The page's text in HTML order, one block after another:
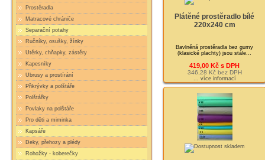
Prostěradla
Matracové chrániče
Separační potahy
Ručníky, osušky, žínky
Utěrky, chňapky, zástěry
Kapesníky
Ubrusy a prostírání
Přikrývky a polštáře
Polštářky
Povlaky na polštáře
Pro děti a miminka
Kapsáře
Deky, přehozy a plédy
Rohožky - koberečky
Plátěné prostěradlo bílé
220x240 cm
Bavlněná prostěradla bez gumy
(klasické plachty) jsou stále...
419,00 Kč s DPH
346,28 Kč bez DPH
... více informací